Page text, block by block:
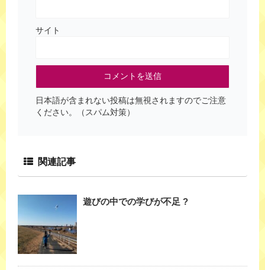
サイト
日本語が含まれない投稿は無視されますのでご注意
ください。（スパム対策）
関連記事
遊びの中での学びが不足 ?